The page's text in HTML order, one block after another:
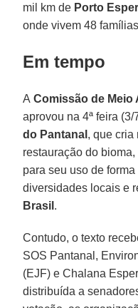
mil km de Porto
onde vivem 48
Em tempo
A Comissão de Meio
aprovou na 4ª feira
do Pantanal , que cria
restauração do
para seu uso de
diversidades locais e
Brasil .
Contudo, o texto
SOS Pantanal,
(EJF) e Chalana
distribuída a